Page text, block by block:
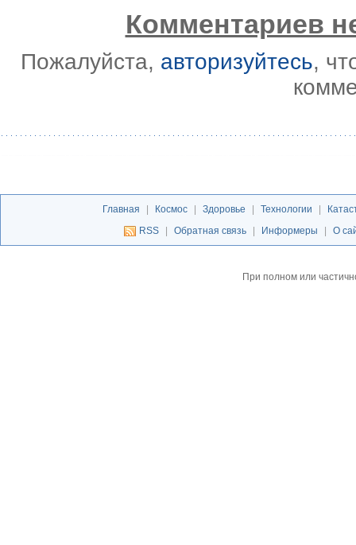
Комментариев
Пожалуйста, авторизуйтесь,
Главная Космос Здоровье Технологии
RSS
Обратная связь Информеры О
При полном или